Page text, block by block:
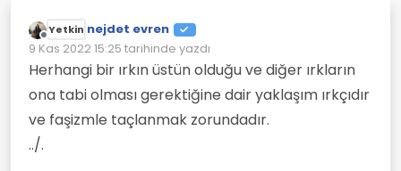
Çevrimdışı
Yetkin nejdet evren
9 Kas 2022 15:25 tarihinde yazdı
Son düzenleyen:
Herhangi bir ırkın üstün olduğu ve diğer ırkların
ona tabi olması gerektiğine dair yaklaşım ırkçıdır
ve faşizmle taçlanmak zorundadır.
../.